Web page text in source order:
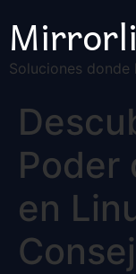
Soluciones donde
Poder
en